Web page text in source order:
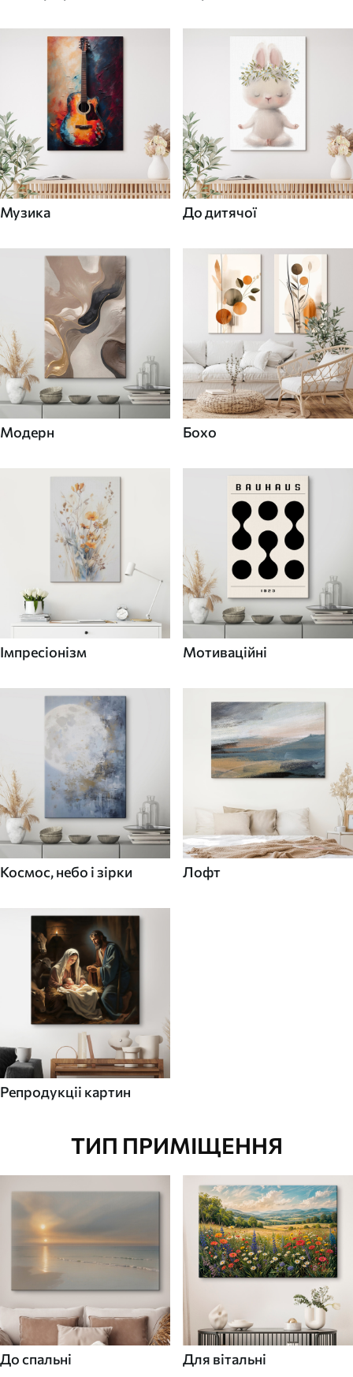
Музика До дитячої
Модерн Бохо
Імпресіонізм Мотиваційні
Космос, небо і зірки Лофт
Репродукціі картин
ТИП ПРИМІЩЕННЯ
До спальні Для вітальні